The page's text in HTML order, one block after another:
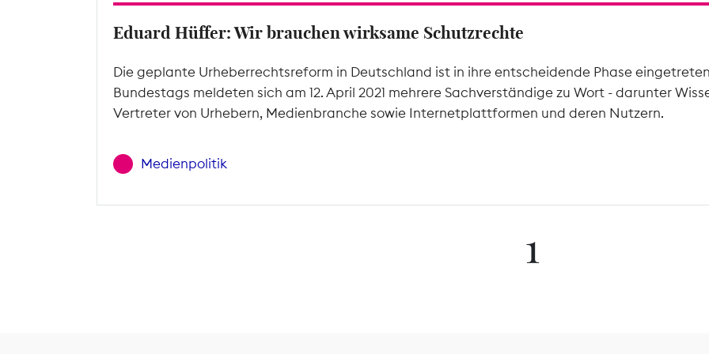
Eduard Hüffer: Wir brauchen wirksame Schutzrechte
Die geplante Urheberrechtsreform in Deutschland ist in ihre entscheidende Phase
Bundestags meldeten sich am 12. April 2021 mehrere Sachverständige zu Wort - darunter
Vertreter von Urhebern, Medienbranche sowie Internetplattformen und deren Nutzern.
Medienpolitik
1